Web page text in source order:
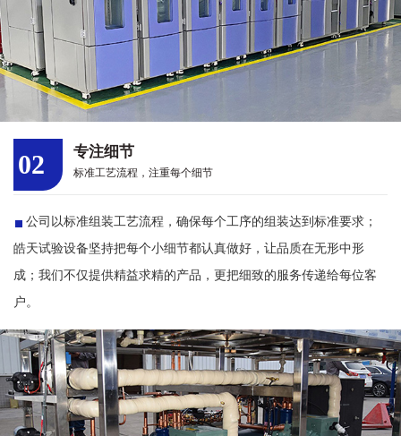
02 专注细节
标准工艺流程，注重每个细节
公司以标准组装工艺流程，确保每个工序的组装达到标准要求；
皓天试验设备坚持把每个小细节都认真做好，让品质在无形中形
成；我们不仅提供精益求精的产品，更把细致的服务传递给每位客
户。